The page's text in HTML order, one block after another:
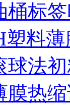
桶标
塑料
球法
膜热